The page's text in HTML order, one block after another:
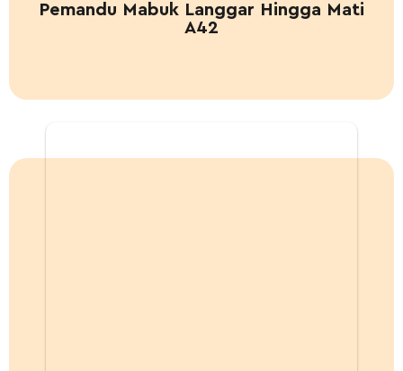
Pemandu Mabuk Langgar Hingga Mati
A42